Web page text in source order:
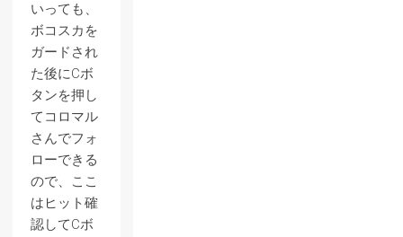
いっても、
ボコスカを
ガードされ
た後にCボ
タンを押し
てコロマル
さんでフォ
ローできる
ので、ここ
はヒット確
認してCボ